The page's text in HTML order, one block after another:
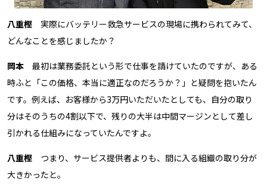
八重樫 実際にバッテリー救急サービスの現場に携わられてみて、
どんなことを感じましたか？
岡本 最初は業務委託という形で仕事を請けていたのですが、ある
時ふと「この価格、本当に適正なのだろうか？」と疑問を抱いたん
です。例えば、お客様から3万円いただいたとしても、自分の取り
分はそのうちの4割以下で、残りの大半は中間マージンとして差し
引かれる仕組みになっていたんですよ。
八重樫 つまり、サービス提供者よりも、間に入る組織の取り分が
大きかったと。